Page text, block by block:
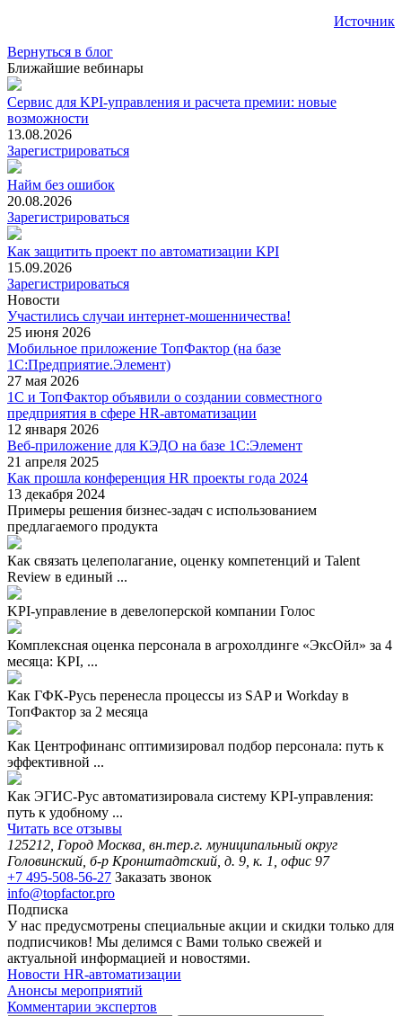
Источник
Вернуться в блог
Ближайшие вебинары
Сервис для KPI-управления и расчета премии: новые
возможности
13.08.2026
Зарегистрироваться
Найм без ошибок
20.08.2026
Зарегистрироваться
Как защитить проект по автоматизации KPI
15.09.2026
Зарегистрироваться
Новости
Участились случаи интернет-мошенничества!
25 июня 2026
Мобильное приложение ТопФактор (на базе
1С:Предприятие.Элемент)
27 мая 2026
1С и ТопФактор объявили о создании совместного
предприятия в сфере HR-автоматизации
12 января 2026
Веб-приложение для КЭДО на базе 1С:Элемент
21 апреля 2025
Как прошла конференция HR проекты года 2024
13 декабря 2024
Примеры решения бизнес-задач с использованием
предлагаемого продукта
Как связать целеполагание, оценку компетенций и Talent
Review в единый ...
KPI-управление в девелоперской компании Голос
Комплексная оценка персонала в агрохолдинге «ЭксОйл» за 4
месяца: KPI, ...
Как ГФК-Русь перенесла процессы из SAP и Workday в
ТопФактор за 2 месяца
Как Центрофинанс оптимизировал подбор персонала: путь к
эффективной ...
Как ЭГИС-Рус автоматизировала систему KPI-управления:
путь к удобному ...
Читать все отзывы
125212, Город Москва, вн.тер.г. муниципальный округ
Головинский, б-р Кронштадтский, д. 9, к. 1, офис 97
+7 495-508-56-27 Заказать звонок
info@topfactor.pro
Подписка
У нас предусмотрены специальные акции и скидки только для
подписчиков! Мы делимся с Вами только свежей и
актуальной информацией и новостями.
Новости HR-автоматизации
Анонсы мероприятий
Комментарии экспертов